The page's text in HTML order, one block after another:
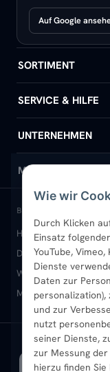
Wie wir
Durch Klicken
Einsatz
YouTube,
Dienste
Daten zur
personalization),
und zur
nutzt
seiner Dienste,
zur Messung
hierzu finden Sie
Auf Google
SORTIMENT
Badheizkörper
Handtuchheizkörper
Design-Heizkörper
Paneelheizkörper
Vertikal-Heizkörper
Heizkörper-Zubehör
SERVICE & HILFE
Hilfe & Kontakt
Versand & Lieferung
Rückgabe &
Garantie &
Montageservice vor
Sendung verfolgen
UNTERNEHMEN
Wir über uns
Standort &
B2B-Kunden
Karriere
Ratgeber
Bestpreisgarantie
MEIN KONTO
Anmelden / Mein
Merkliste
Newsletter
Aktuelle Angebote
BELIEBTE
Heizkörper kaufen
Design-Heizkörper
Wandheizkörper
Mischbetrieb-